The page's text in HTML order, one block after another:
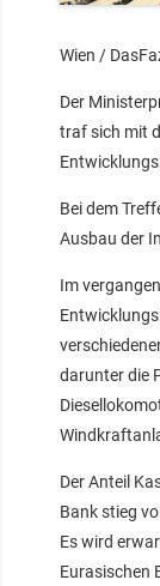
Wien /
Der
traf sich mit
Bei dem
Ausbau der
Im
darunter die
Der Anteil
Bank stieg
Es wird
Eurasischen